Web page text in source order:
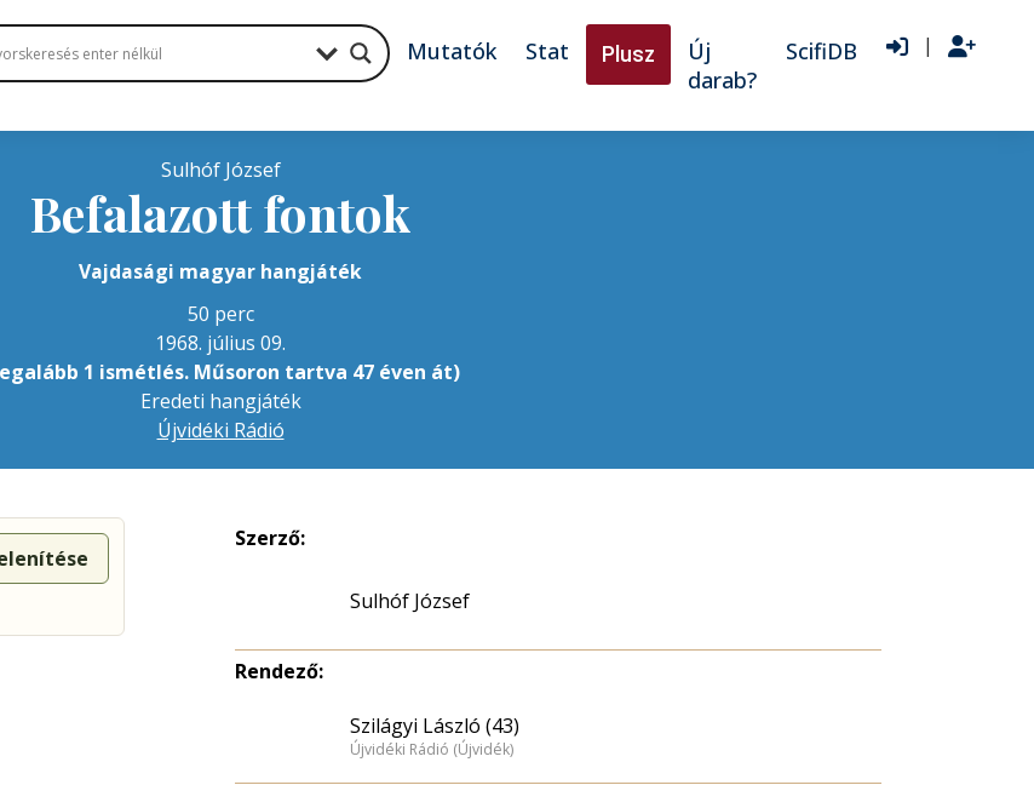
Mutatók Stat Plusz
Új
darab?
ScifiDB |
Sulhóf József
Befalazott fontok
Vajdasági magyar hangjáték
50 perc
1968. július 09.
1 ismétlés. Műsoron tartva 47 éven át)
Eredeti hangjáték
Újvidéki Rádió
Szerző:
Sulhóf József
Rendező:
Szilágyi László (43)
Újvidéki Rádió (Újvidék)